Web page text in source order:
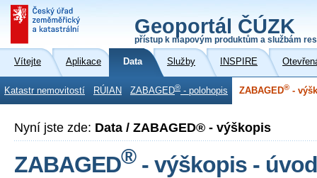
Geoportál ČÚZK
přístup k mapovým produktům a službám
Vítejte Aplikace Data Služby INSPIRE
Katastr nemovitostí RÚIAN ZABAGED® - polohopis ZABAGED® -
Nyní jste zde: Data / ZABAGED® - výškopis
ZABAGED®- výškopis - úvod